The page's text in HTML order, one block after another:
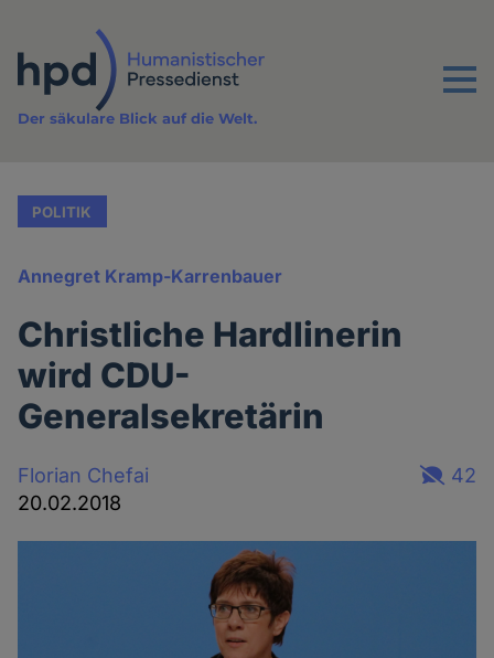
Inhalt
Menu
Der säkulare Blick auf die Welt.
POLITIK
Annegret Kramp-Karrenbauer
Christliche Hardlinerin
wird CDU-
Generalsekretärin
Florian Chefai
20.02.2018
42